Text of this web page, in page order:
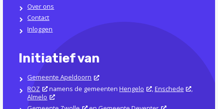
Over ons
Contact
Inloggen
Initiatief van
Gemeente Apeldoorn
ROZ
namens de gemeentenHengelo ,Enschede
,
Almelo